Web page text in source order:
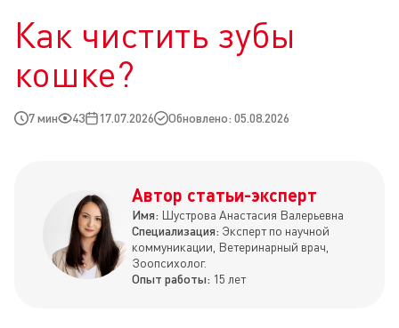
Как чистить зубы
кошке?
7 мин 43 17.07.2026 Обновлено: 05.08.2026
Автор статьи-эксперт
Имя: Шустрова Анастасия Валерьевна
Специализация: Эксперт по научной
коммуникации, Ветеринарный врач,
Зоопсихолог.
Опыт работы: 15 лет